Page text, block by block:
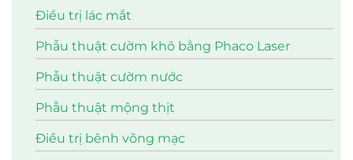
Điều trị lác mắt
Phẫu thuật cườm khô bằng Phaco Laser
Phẫu thuật cườm nước
Phẫu thuật mộng thịt
Điều trị bênh võng mạc